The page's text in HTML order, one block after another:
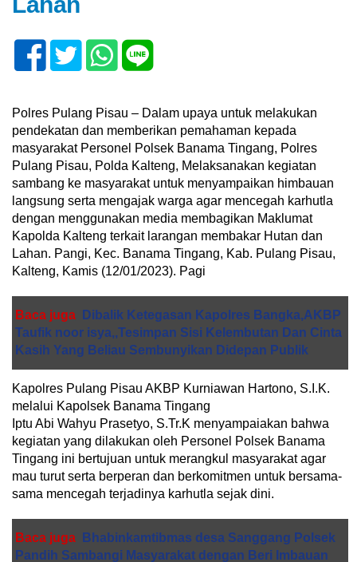
Polres Pulang Pisau – Dalam upaya untuk melakukan
pendekatan dan memberikan pemahaman kepada
masyarakat Personel Polsek Banama Tingang, Polres
Pulang Pisau, Polda Kalteng, Melaksanakan kegiatan
sambang ke masyarakat untuk menyampaikan himbauan
langsung serta mengajak warga agar mencegah karhutla
dengan menggunakan media membagikan Maklumat
Kapolda Kalteng terkait larangan membakar Hutan dan
Lahan. Pangi, Kec. Banama Tingang, Kab. Pulang Pisau,
Kalteng, Kamis (12/01/2023). Pagi
Baca juga
Dibalik Ketegasan Kapolres Bangka,AKBP
Taufik noor isya,,Tesimpan Sisi Kelembutan Dan Cinta
Kasih Yang Beliau Sembunyikan Didepan Publik
Kapolres Pulang Pisau AKBP Kurniawan Hartono, S.I.K.
melalui Kapolsek Banama Tingang
Iptu Abi Wahyu Prasetyo, S.Tr.K menyampaiakan bahwa
kegiatan yang dilakukan oleh Personel Polsek Banama
Tingang ini bertujuan untuk merangkul masyarakat agar
mau turut serta berperan dan berkomitmen untuk bersama-
sama mencegah terjadinya karhutla sejak dini.
Baca juga
Bhabinkamtibmas desa Sanggang Polsek
Pandih Sambangi Masyarakat dengan Beri Imbauan